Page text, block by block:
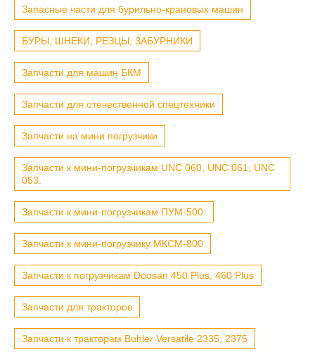
Запасные части для бурильно-крановых машин
БУРЫ, ШНЕКИ, РЕЗЦЫ, ЗАБУРНИКИ
Запчасти для машин БКМ
Запчасти для отечественной спецтехники
Запчасти на мини погрузчики
Запчасти к мини-погрузчикам UNC 060, UNC 061, UNC
053.
Запчасти к мини-погрузчикам ПУМ-500.
Запчасти к мини-погрузчику МКСМ-800
Запчасти к погрузчикам Doosan 450 Plus, 460 Plus
Запчасти для тракторов
Запчасти к тракторам Buhler Versatile 2335, 2375